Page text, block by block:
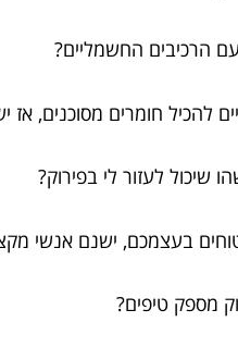
להכיל חומרים מסוכנים, אז
בעצמכם, ישנם אנשי